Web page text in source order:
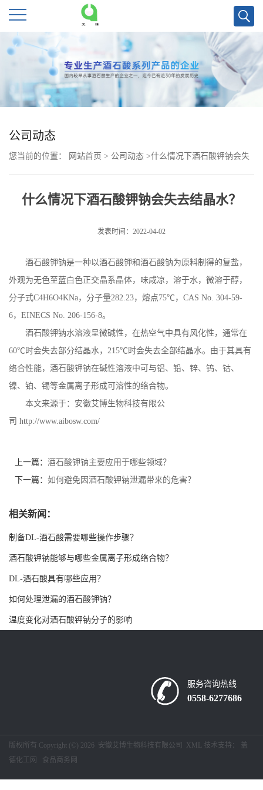
公
首
页
公
司
公
司
动
态
产
证
荣
誉
公司动态
您当前的位置： 网站首页 > 公司动态 >什么情况下酒石酸钾钠会失
什么情况下酒石酸钾钠会失去结晶水？
发表时间：2022-04-02
酒石酸钾钠是一种以酒石酸钾和酒石酸钠为原料制得的复盐，
外观为无色至蓝白色正交晶系晶体，味咸凉，溶于水，微溶于醇，
分子式C4H6O4KNa，分子量282.23，熔点75℃，CAS No. 304-59-
6，EINECS No. 206-156-8。
酒石酸钾钠水溶液呈微碱性，在热空气中具有风化性，通常在
60℃时会失去部分结晶水，215℃时会失去全部结晶水。由于其具有
络合性能，酒石酸钾钠在碱性溶液中可与铝、铅、锌、钨、钴、
镍、铂、锡等金属离子形成可溶性的络合物。
本文来源于：安徽艾博生物科技有限公
司 http://www.aibosw.com/
上一篇： 酒石酸钾钠主要应用于哪些领域？
下一篇： 如何避免因酒石酸钾钠泄漏带来的危害？
相关新闻：
制备DL-酒石酸需要哪些操作步骤？
酒石酸钾钠能够与哪些金属离子形成络合物？
DL-酒石酸具有哪些应用？
如何处理泄漏的酒石酸钾钠？
温度变化对酒石酸钾钠分子的影响
服务咨询热线
0558-6277686
版权所有 Copyright (©) 2026 安徽艾博生物科技有限公司 XML 技术支持： 盖
德化工网
食品商务网